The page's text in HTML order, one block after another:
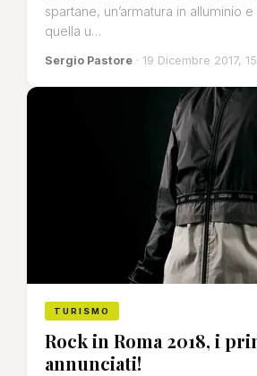
spartane, un’armatura in alluminio
quella u…
Sergio Pastore · 19 Dicembre 2017,
TURISMO
Rock in Roma 2018, i
annunciati!